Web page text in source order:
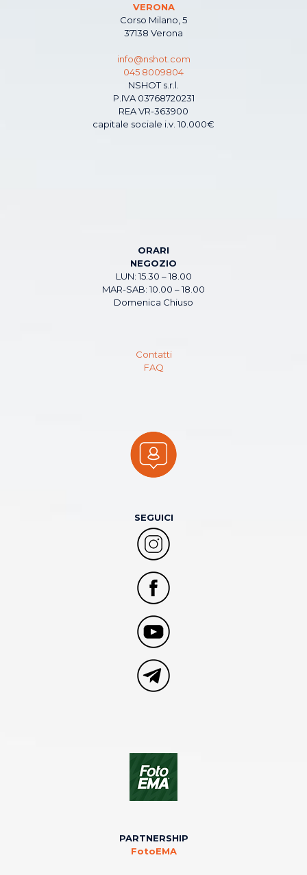
VERONA
Corso Milano, 5
37138 Verona
info@nshot.com
045 8009804
NSHOT s.r.l.
P.IVA 03768720231
REA VR-363900
capitale sociale i.v. 10.000€
ORARI
NEGOZIO
LUN: 15.30 – 18.00
MAR-SAB: 10.00 – 18.00
Domenica Chiuso
Contatti
FAQ
SEGUICI
PARTNERSHIP
FotoEMA